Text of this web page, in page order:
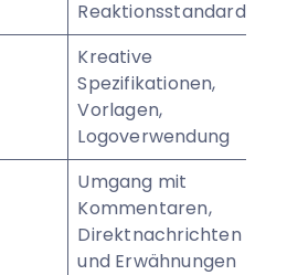
Reaktionsstandards
Kreative
Spezifikationen,
Vorlagen,
Logoverwendung
Umgang mit
Kommentaren,
Direktnachrichten
und Erwähnungen